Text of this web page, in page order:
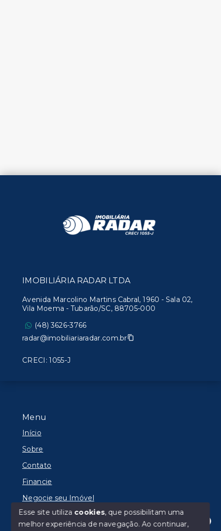
Menu
Início
Sobre
Contato
Financie
Negocie seu Imóvel
IMOBILIÁRIA RADAR LTDA
Avenida Marcolino Martins Cabral, 1960 - Sala 02,
Vila Moema - Tubarão/SC, 88705-000
(48) 3626-3766
radar@imobiliariaradar.com.br
CRECI: 1055-J
Esse site utiliza cookies, que possibilitam uma
melhor experiência de navegação.Ao continuar,